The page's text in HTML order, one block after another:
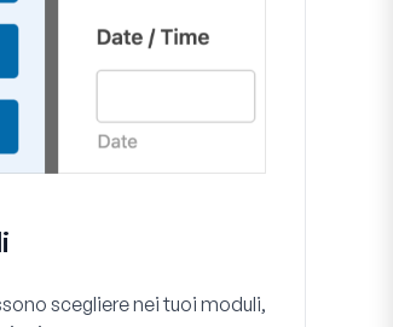
scegliere nei tuoi moduli,